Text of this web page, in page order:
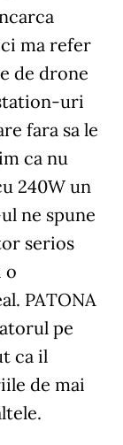
ma refer
de drone
uri
fara sa le
ca nu
240W un
ne spune
serios
o
PATONA
pe
ca il
de mai